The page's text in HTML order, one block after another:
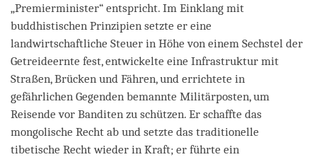
„Premierminister“ entspricht. Im Einklang mit
buddhistischen Prinzipien setzte er eine
landwirtschaftliche Steuer in Höhe von einem Sechstel der
Getreideernte fest, entwickelte eine Infrastruktur mit
Straßen, Brücken und Fähren, und errichtete in
gefährlichen Gegenden bemannte Militärposten, um
Reisende vor Banditen zu schützen. Er schaffte das
mongolische Recht ab und setzte das traditionelle
tibetische Recht wieder in Kraft; er führte ein